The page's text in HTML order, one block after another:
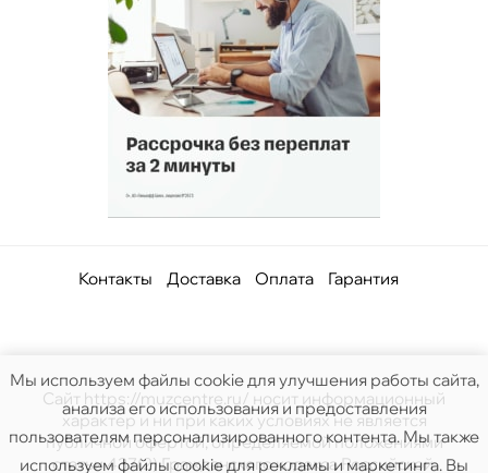
Контакты Доставка Оплата Гарантия
Сайт https://muzcentre.ru/ носит информационный
характер и ни при каких условиях не является
публичной офертой, определяемой положениями
статьи 437(2) Гражданского кодекса Российской.
Мы используем файлы cookie для улучшения работы сайта,
анализа его использования и предоставления
пользователям персонализированного контента. Мы также
используем файлы cookie для рекламы и маркетинга. Вы